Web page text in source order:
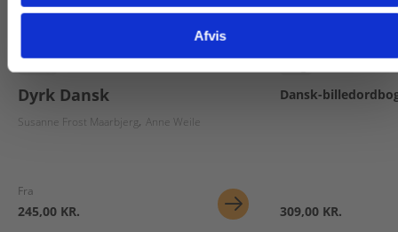
Afvis
Dyrk Dansk
Susanne Frost Maarbjerg Anne Weile
Fra
245,00 KR.
Dansk-
309,00 KR.